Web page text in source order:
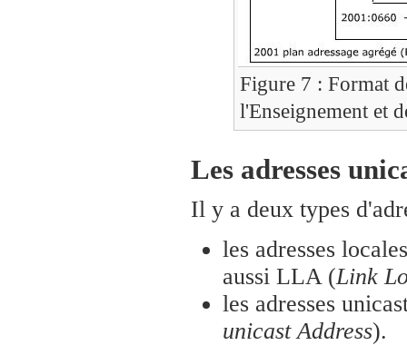
Figure 7 : Format
l'Enseignement et
Les adresses
Il y a deux types
les adresses
aussi LLA (Link
les adresses
unicast Address).